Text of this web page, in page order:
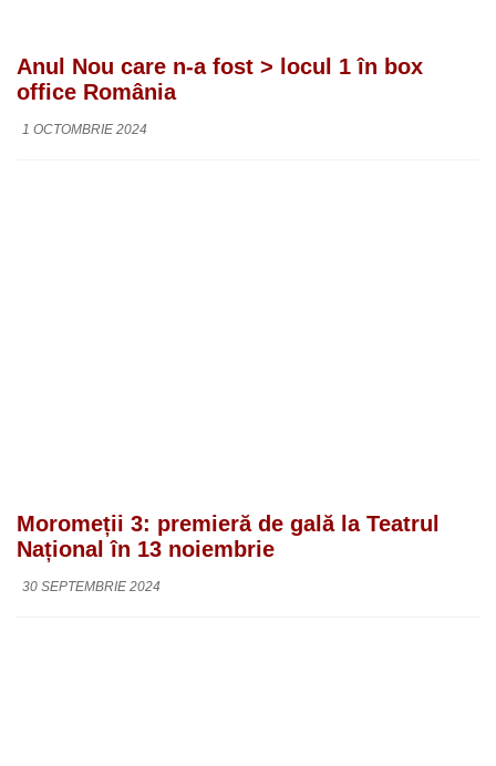
Anul Nou care n-a fost > locul 1 în box
office România
1 OCTOMBRIE 2024
Moromeții 3: premieră de gală la Teatrul
Național în 13 noiembrie
30 SEPTEMBRIE 2024